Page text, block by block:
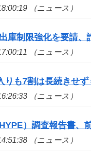
（ニュース）
庫制限強化を要請
（ニュース）
りも7割は長続きせ
（ニュース）
）調査報告書、
（ニュース）